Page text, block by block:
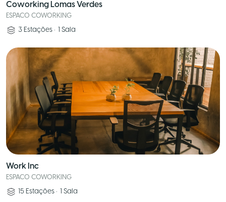
Coworking Lomas Verdes
ESPACO COWORKING
3 Estações • 1 Sala
Work Inc
ESPACO COWORKING
15 Estações • 1 Sala